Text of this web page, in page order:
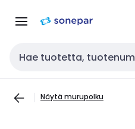
navigointiinsisältöön
Haku
Näytä murupolku